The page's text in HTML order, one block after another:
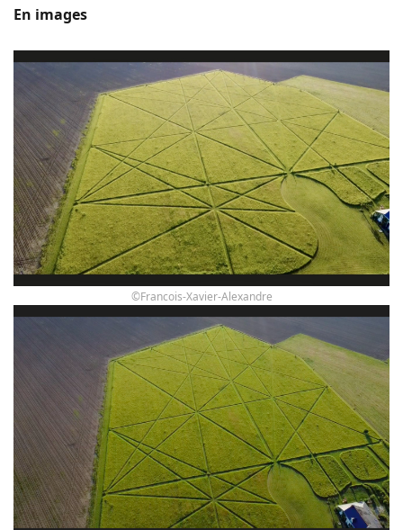
En images
©Francois-Xavier-Alexandre